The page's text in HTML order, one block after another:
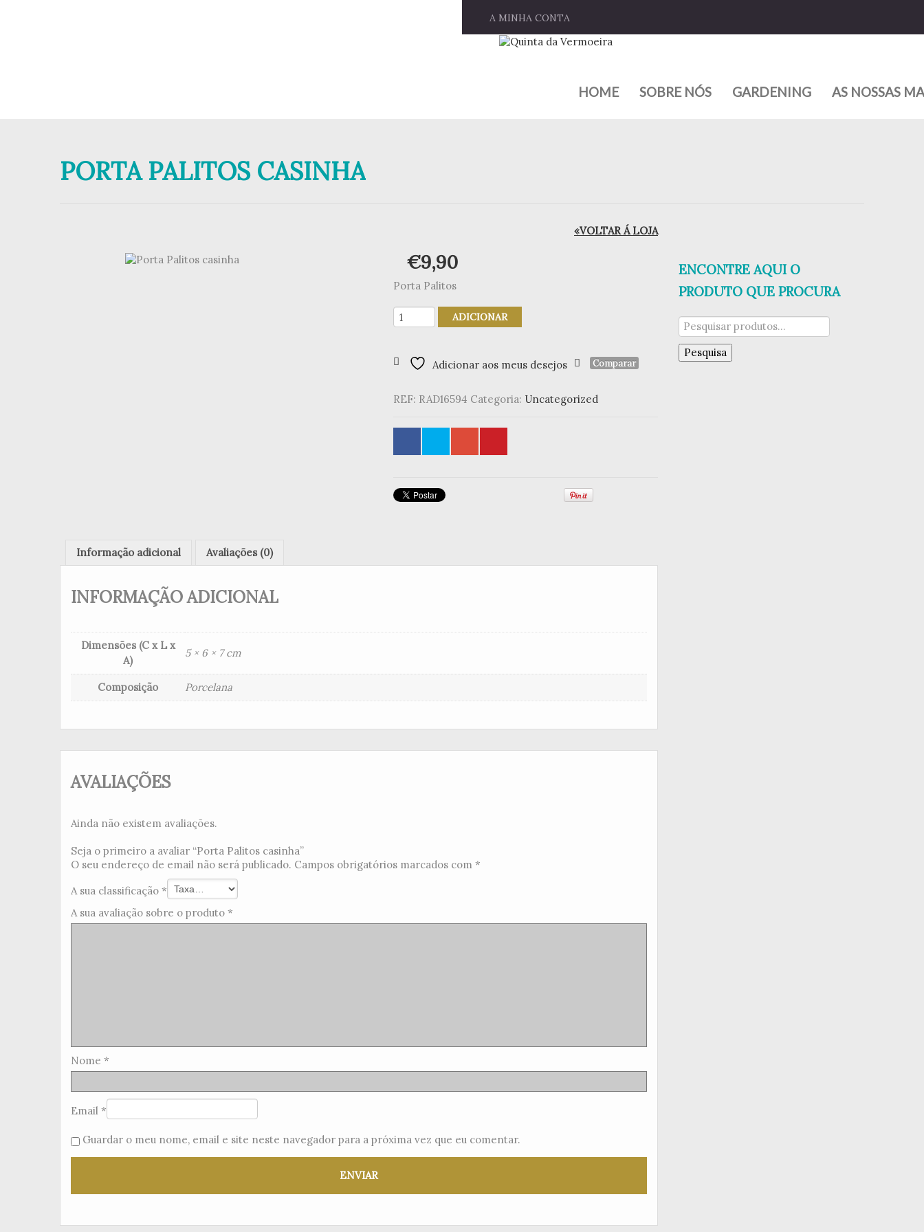
A MINHA CONTA
HOME SOBRE NÓS GARDENING AS NOSSAS
PORTA PALITOS CASINHA
«VOLTAR Á LOJA
€9,90
Porta Palitos
Quantidade
de
Palitos
casinha
ADICIONAR
Adicionar aos meus desejos Comparar
REF: RAD16594 Categoria: Uncategorized
Informação adicional Avaliações (0)
INFORMAÇÃO ADICIONAL
Dimensões (C x L x
A)
5 × 6 × 7 cm
Composição Porcelana
AVALIAÇÕES
Ainda não existem avaliações.
Seja o primeiro a avaliar “Porta Palitos casinha”
O seu endereço de email não será publicado. Campos obrigatórios marcados com *
A sua classificação *
A sua avaliação sobre o produto *
Nome *
Email *
Guardar o meu nome, email e site neste navegador para a próxima vez que eu comentar.
ENCONTRE AQUI O
PRODUTO QUE PROCURA
Pesquisar
por:
Pesquisa